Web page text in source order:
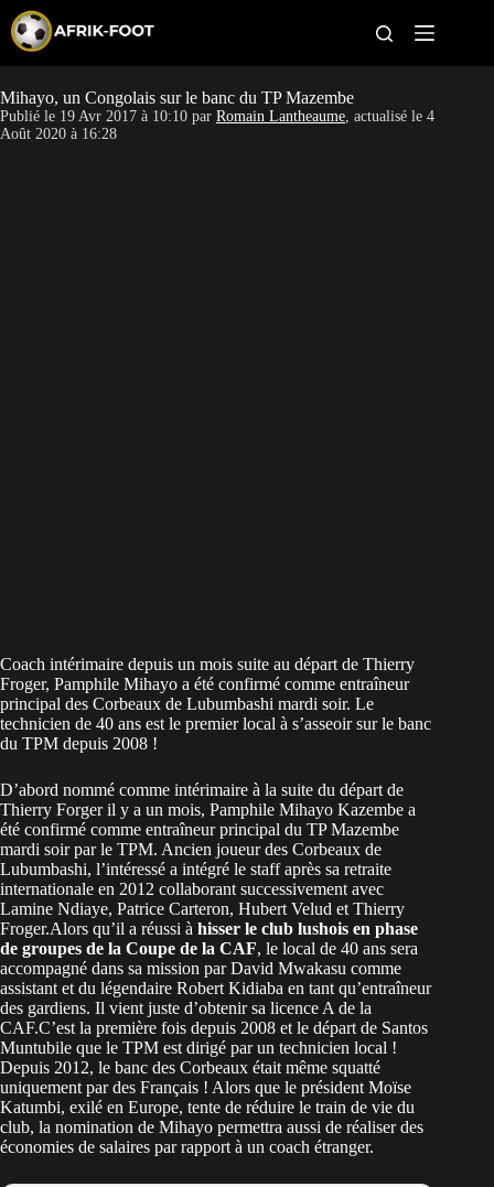
p
t
o
c
CAN féminine
Mihayo, un Congolais sur le banc du TP Mazembe
Publié le 19 Avr 2017 à 10:10 par Romain Lantheaume, actualisé le 4
Août 2020 à 16:28
Coach intérimaire depuis un mois suite au départ de Thierry
Froger, Pamphile Mihayo a été confirmé comme entraîneur
principal des Corbeaux de Lubumbashi mardi soir. Le
technicien de 40 ans est le premier local à s’asseoir sur le banc
du TPM depuis 2008 !
D’abord nommé comme intérimaire à la suite du départ de
Thierry Forger il y a un mois, Pamphile Mihayo Kazembe a
été confirmé comme entraîneur principal du TP Mazembe
mardi soir par le TPM. Ancien joueur des Corbeaux de
Lubumbashi, l’intéressé a intégré le staff après sa retraite
internationale en 2012 collaborant successivement avec
Lamine Ndiaye, Patrice Carteron, Hubert Velud et Thierry
Froger.Alors qu’il a réussi à hisser le club lushois en phase
de groupes de la Coupe de la CAF, le local de 40 ans sera
accompagné dans sa mission par David Mwakasu comme
assistant et du légendaire Robert Kidiaba en tant qu’entraîneur
des gardiens. Il vient juste d’obtenir sa licence A de la
CAF.C’est la première fois depuis 2008 et le départ de Santos
Muntubile que le TPM est dirigé par un technicien local !
Depuis 2012, le banc des Corbeaux était même squatté
uniquement par des Français ! Alors que le président Moïse
Katumbi, exilé en Europe, tente de réduire le train de vie du
club, la nomination de Mihayo permettra aussi de réaliser des
économies de salaires par rapport à un coach étranger.